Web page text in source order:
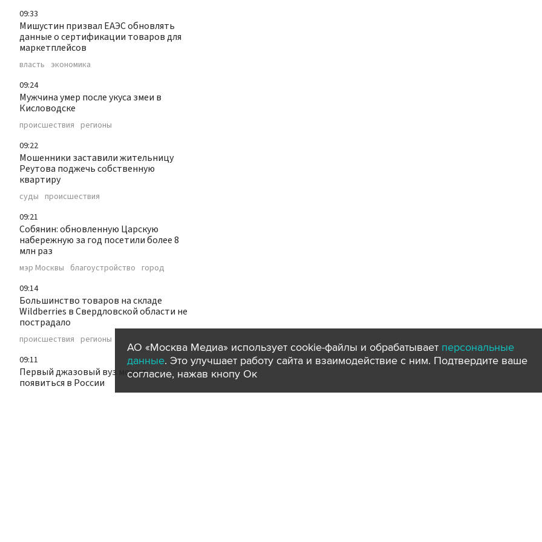
09:33
Мишустин призвал ЕАЭС обновлять
данные о сертификации товаров для
маркетплейсов
власть экономика
09:24
Мужчина умер после укуса змеи в
Кисловодске
происшествия регионы
09:22
Мошенники заставили жительницу
Реутова поджечь собственную
квартиру
суды происшествия
09:21
Собянин: обновленную Царскую
набережную за год посетили более 8
млн раз
мэр Москвы благоустройство город
09:14
Большинство товаров на складе
Wildberries в Свердловской области не
пострадало
происшествия регионы
09:11
Первый джазовый вуз может
появиться в России
АО «Москва Медиа» использует cookie-файлы и обрабатывает персональные
данные. Это улучшает работу сайта и взаимодействие с ним. Подтвердите ваше
согласие, нажав кнопу Ок